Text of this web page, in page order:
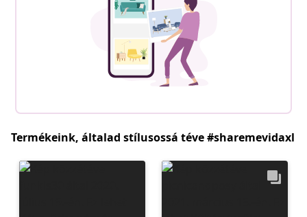
Termékeink, általad stílusossá téve #sharemevidaxl